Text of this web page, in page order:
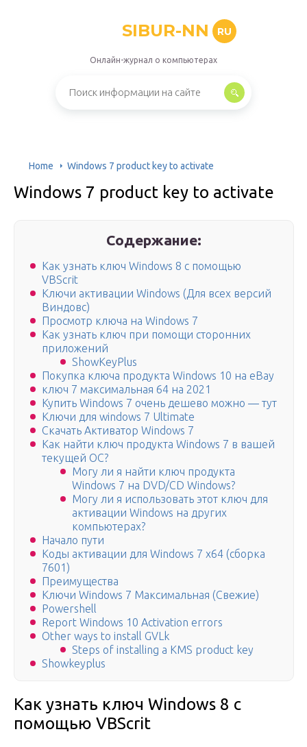
SIBUR-NN RU
Онлайн-журнал о компьютерах
Home Windows 7 product key to activate
Windows 7 product key to activate
Содержание:
Как узнать ключ Windows 8 с помощью
VBScrit
Ключи активации Windows (Для всех версий
Виндовс)
Просмотр ключа на Windows 7
Как узнать ключ при помощи сторонних
приложений
ShowKeyPlus
Покупка ключа продукта Windows 10 на eBay
ключ 7 максимальная 64 на 2021
Купить Windows 7 очень дешево можно — тут
Ключи для windows 7 Ultimate
Скачать Активатор Windows 7
Как найти ключ продукта Windows 7 в вашей
текущей ОС?
Могу ли я найти ключ продукта
Windows 7 на DVD/CD Windows?
Могу ли я использовать этот ключ для
активации Windows на других
компьютерах?
Начало пути
Коды активации для Windows 7 x64 (сборка
7601)
Преимущества
Ключи Windows 7 Максимальная (Свежие)
Powershell
Report Windows 10 Activation errors
Other ways to install GVLk
Steps of installing a KMS product key
Showkeyplus
Как узнать ключ Windows 8 с
помощью VBScrit